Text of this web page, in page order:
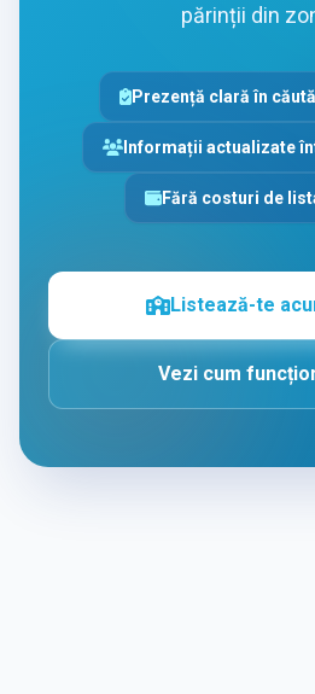
părinții din
Prezență clară în
Informații actualizate
Fără costuri de
Listează-te
Vezi cum